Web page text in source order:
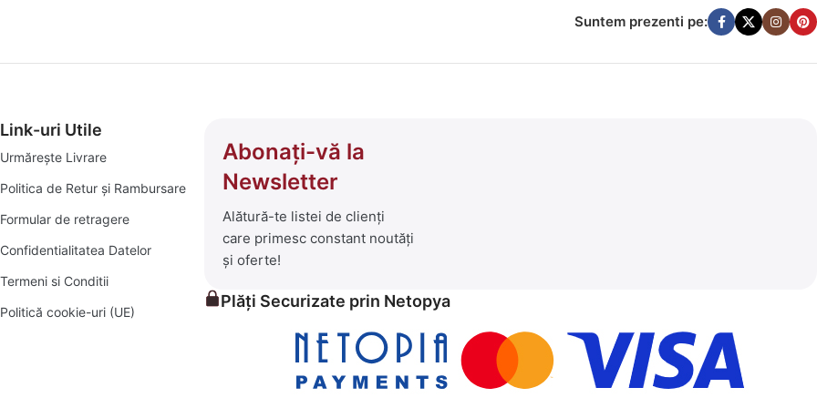
înseamnă bricolaj, amenajări și soluții practice pentru un cămin armonios.
depozitare și decor.
pentru seri în aer liber, șezlonguri confortabile și piscine răcoritoare.
pentru orice proiect, mic sau mare.
verde și prosperă.
alături de un serviciu clienți prompt și eficient. Explorați acum colecțiile noastre și începeți-vă proiectele cu încredere!
Suntem prezenti pe:
Link-uri Utile
Urmărește Livrare
Politica de Retur și Rambursare
Formular de retragere
Confidentialitatea Datelor
Termeni si Conditii
Politică cookie-uri (UE)
Abonați-vă la
Newsletter
Alătură-te listei de clienți
care primesc constant noutăți
și oferte!
Plăți Securizate prin Netopya